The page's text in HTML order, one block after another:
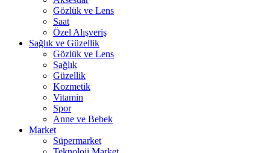
Gözlük ve Lens
Saat
Özel Alışveriş
Sağlık ve Güzellik
Gözlük ve Lens
Sağlık
Güzellik
Kozmetik
Vitamin
Spor
Anne ve Bebek
Market
Süpermarket